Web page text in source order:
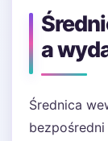
a
Średnica